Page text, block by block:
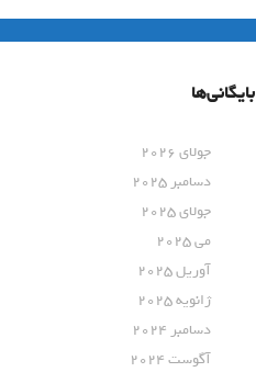
بایگانی‌ها
جولای 2026
دسامبر 2025
جولای 2025
می 2025
آوریل 2025
ژانویه 2025
دسامبر 2024
آگوست 2024